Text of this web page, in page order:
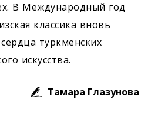
В Международный год
классика вновь
туркменских
искусства.
Тамара Глазунова